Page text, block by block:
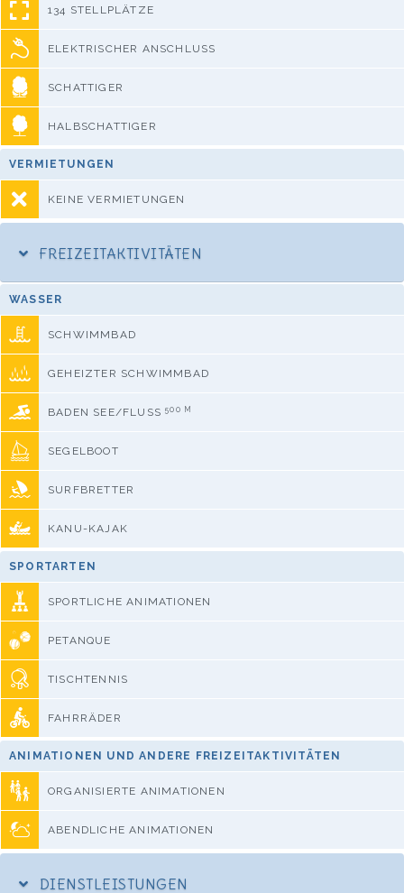
134 STELLPLÄTZE
ELEKTRISCHER ANSCHLUSS
SCHATTIGER
HALBSCHATTIGER
VERMIETUNGEN
KEINE VERMIETUNGEN
FREIZEITAKTIVITÄTEN
WASSER
SCHWIMMBAD
GEHEIZTER SCHWIMMBAD
BADEN SEE/FLUSS500 M
SEGELBOOT
SURFBRETTER
KANU-KAJAK
SPORTARTEN
SPORTLICHE ANIMATIONEN
PETANQUE
TISCHTENNIS
FAHRRÄDER
ANIMATIONEN UND ANDERE FREIZEITAKTIVITÄTEN
ORGANISIERTE ANIMATIONEN
ABENDLICHE ANIMATIONEN
DIENSTLEISTUNGEN